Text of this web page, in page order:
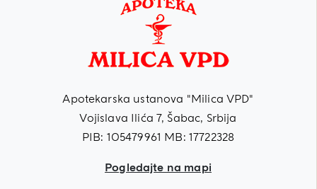
Apotekarska ustanova "Milica VPD"
Vojislava Ilića 7, Šabac, Srbija
PIB: 105479961 MB: 17722328
Pogledajte na mapi